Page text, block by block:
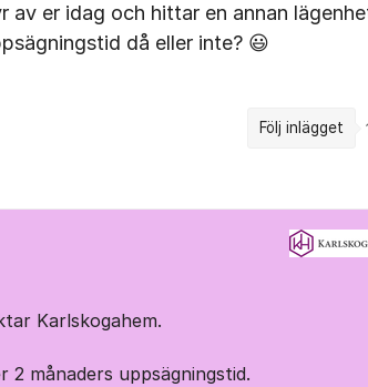
av er idag och hittar en annan
då eller inte? 😃
Följ inlägget 1
Karlskogahem.
2 månaders uppsägningstid.